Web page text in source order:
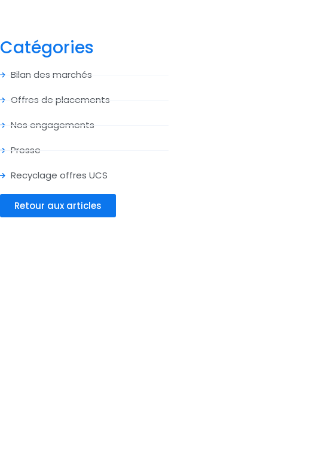
Catégories
Bilan des marchés
Offres de placements
Nos engagements
Presse
Recyclage offres UCS
Retour aux articles